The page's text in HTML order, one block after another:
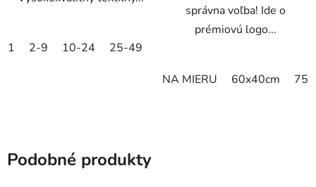
1 2-9 10-24 25-49
správna voľba! Ide o
prémiovú logo...
NA MIERU 60x40cm
Podobné produkty